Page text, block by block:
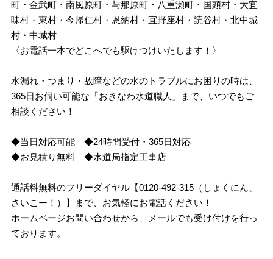
町・金武町・南風原町・与那原町・八重瀬町・国頭村・大宜
味村・東村・今帰仁村・恩納村・宜野座村・読谷村・北中城
村・中城村
〈お電話一本でどこへでも駆けつけいたします！〉
水漏れ・つまり・故障などの水のトラブルにお困りの時は、
365日お伺い可能な「おきなわ水道職人」まで、いつでもご
相談ください！
◆当日対応可能 ◆24時間受付・365日対応
◆お見積り無料 ◆水道局指定工事店
通話料無料のフリーダイヤル【0120-492-315（しょくにん、
さいこー！）】まで、お気軽にお電話ください！
ホームページお問い合わせから、メールでも受け付けを行っ
ております。